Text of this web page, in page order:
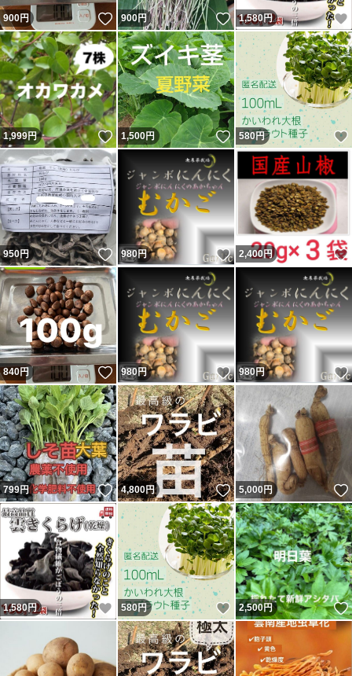
900円 いいね！
900円 いいね！
1,580円
1,999円 いいね！
1,500円 いいね！
580円
950円 いいね！
980円 いいね！
2,400円
840円 いいね！
980円 いいね！
980円
799円 いいね！
4,800円 いいね！
5,000円
1,580円 いいね！
580円 いいね！
2,500円